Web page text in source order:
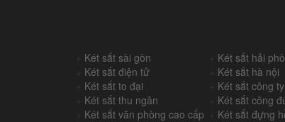
Két sắt sài gòn Két sắt hải
Két sắt điện tử Két sắt hà nội
Két sắt to đại Két sắt công ty
Két sắt thu ngân Két sắt công
Két sắt văn phòng cao cấp Két sắt đựng